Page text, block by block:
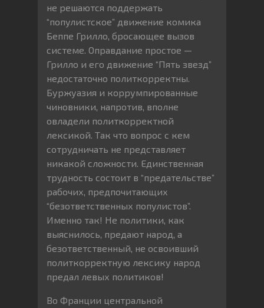
не решаются поддержать
“популистское” движение комика
Беппе Грилло, бросающее вызов
системе. Оправдание простое —
Грилло и его движение “Пять звезд”
недостаточно политкорректны.
Буржуазия и коррумпированные
чиновники, напротив, вполне
овладели политкорректной
лексикой. Так что вопрос с кем
сотрудничать не представляет
никакой сложности. Единственная
трудность состоит в “предательстве”
рабочих, предпочитающих
“безответственных популистов”.
Именно так! Не политики, как
выяснилось, предают народ, а
безответственный, не освоивший
политкорректную лексику народ
предал левых политиков!
Во Франции центральной